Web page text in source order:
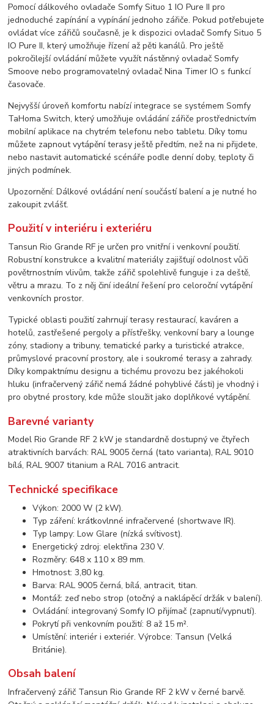
Pomocí dálkového ovladače Somfy Situo 1 IO Pure II pro
jednoduché zapínání a vypínání jednoho zářiče. Pokud potřebujete
ovládat více zářičů současně, je k dispozici ovladač Somfy Situo 5
IO Pure II, který umožňuje řízení až pěti kanálů. Pro ještě
pokročilejší ovládání můžete využít nástěnný ovladač Somfy
Smoove nebo programovatelný ovladač Nina Timer IO s funkcí
časovače.
Nejvyšší úroveň komfortu nabízí integrace se systémem Somfy
TaHoma Switch, který umožňuje ovládání zářiče prostřednictvím
mobilní aplikace na chytrém telefonu nebo tabletu. Díky tomu
můžete zapnout vytápění terasy ještě předtím, než na ni přijdete,
nebo nastavit automatické scénáře podle denní doby, teploty či
jiných podmínek.
Upozornění: Dálkové ovládání není součástí balení a je nutné ho
zakoupit zvlášť.
Použití v interiéru i exteriéru
Tansun Rio Grande RF je určen pro vnitřní i venkovní použití.
Robustní konstrukce a kvalitní materiály zajišťují odolnost vůči
povětrnostním vlivům, takže zářič spolehlivě funguje i za deště,
větru a mrazu. To z něj činí ideální řešení pro celoroční vytápění
venkovních prostor.
Typické oblasti použití zahrnují terasy restaurací, kaváren a
hotelů, zastřešené pergoly a přístřešky, venkovní bary a lounge
zóny, stadiony a tribuny, tematické parky a turistické atrakce,
průmyslové pracovní prostory, ale i soukromé terasy a zahrady.
Díky kompaktnímu designu a tichému provozu bez jakéhokoli
hluku (infračervený zářič nemá žádné pohyblivé části) je vhodný i
pro obytné prostory, kde může sloužit jako doplňkové vytápění.
Barevné varianty
Model Rio Grande RF 2 kW je standardně dostupný ve čtyřech
atraktivních barvách: RAL 9005 černá (tato varianta), RAL 9010
bílá, RAL 9007 titanium a RAL 7016 antracit.
Technické specifikace
Výkon: 2000 W (2 kW).
Typ záření: krátkovlnné infračervené (shortwave IR).
Typ lampy: Low Glare (nízká svítivost).
Energetický zdroj: elektřina 230 V.
Rozměry: 648 x 110 x 89 mm.
Hmotnost: 3,80 kg.
Barva: RAL 9005 černá, bílá, antracit, titan.
Montáž: zeď nebo strop (otočný a naklápěcí držák v balení).
Ovládání: integrovaný Somfy IO přijímač (zapnutí/vypnutí).
Pokrytí při venkovním použití: 8 až 15 m².
Umístění: interiér i exteriér. Výrobce: Tansun (Velká
Británie).
Obsah balení
Infračervený zářič Tansun Rio Grande RF 2 kW v černé barvě.